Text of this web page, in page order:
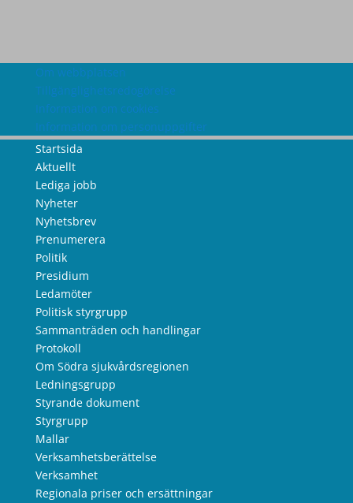
Om webbplatsen
Tillgänglighetsredogörelse
Information om cookies
Information om personuppgifter
Startsida
Aktuellt
Lediga jobb
Nyheter
Nyhetsbrev
Prenumerera
Politik
Presidium
Ledamöter
Politisk styrgrupp
Sammanträden och handlingar
Protokoll
Om Södra sjukvårdsregionen
Ledningsgrupp
Styrande dokument
Styrgrupp
Mallar
Verksamhetsberättelse
Verksamhet
Regionala priser och ersättningar